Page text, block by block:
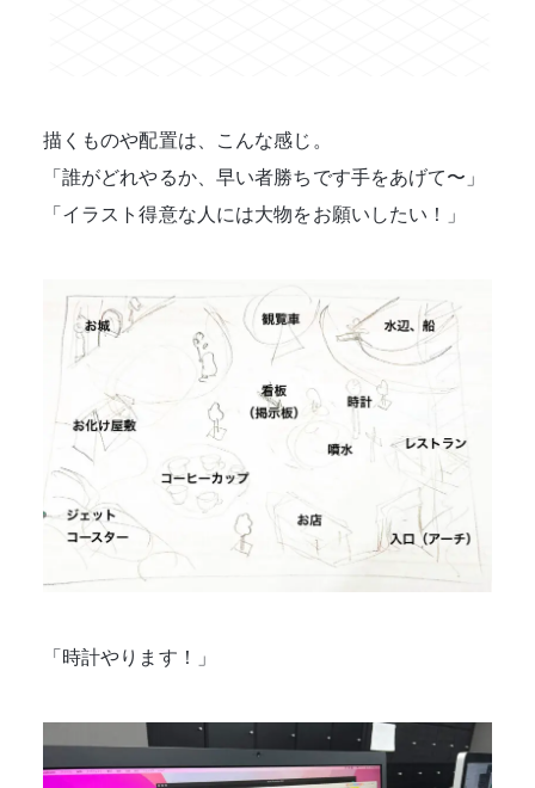
描くものや配置は、こんな感じ。
「誰がどれやるか、早い者勝ちです手をあげて〜」
「イラスト得意な人には大物をお願いしたい！」
「時計やります！」